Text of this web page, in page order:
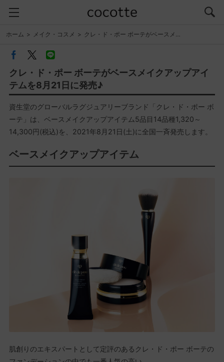
ホーム メイク・コスメ クレ・ド・ポー ボーテがベースメ…
クレ・ド・ポー ボーテがベースメイクアップアイ
テムを8月21日に発売♪
資生堂のグローバルラグジュアリーブランド「クレ・ド・ポー ボ
ーテ」は、ベースメイクアップアイテム5品目14品種1,320～
14,300円(税込)を、2021年8月21日(土)に全国一斉発売します。
ベースメイクアップアイテム
肌創りのエキスパートとして定評のあるクレ・ド・ポー ボーテの